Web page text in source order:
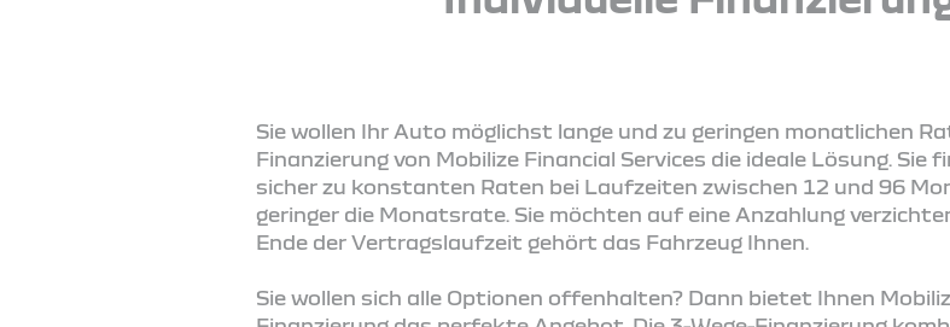
Sie wollen Ihr Auto möglichst lange und zu geringen monatlichen
Finanzierung von Mobilize Financial Services die ideale Lösung.
sicher zu konstanten Raten bei Laufzeiten zwischen 12 und 96
geringer die Monatsrate. Sie möchten auf eine Anzahlung
Ende der Vertragslaufzeit gehört das Fahrzeug Ihnen.
Sie wollen sich alle Optionen offenhalten? Dann bietet Ihnen